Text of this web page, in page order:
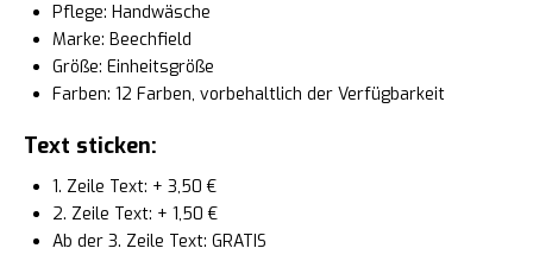
Pflege: Handwäsche
Marke: Beechfield
Größe: Einheitsgröße
Farben: 12 Farben, vorbehaltlich der Verfügbarkeit
Text sticken:
1. Zeile Text: + 3,50 €
2. Zeile Text: + 1,50 €
Ab der 3. Zeile Text: GRATIS